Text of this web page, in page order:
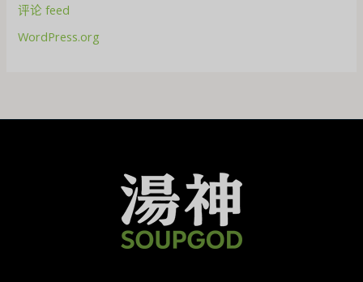
评论 feed
WordPress.org